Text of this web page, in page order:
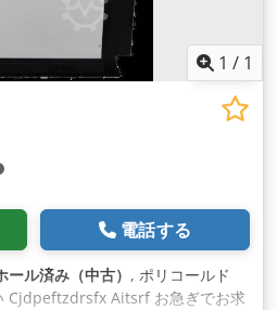
1 / 1
電話する
ール済み（中古） , ポリコールド
Cjdpeftzdrsfx Aitsrf お急ぎでお求